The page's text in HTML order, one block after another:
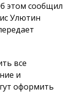
этом сообщил
Улютин
все
и
оформить